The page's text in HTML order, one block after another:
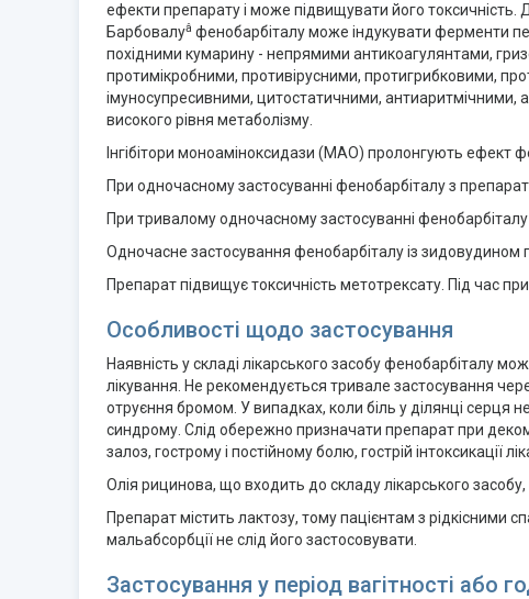
ефекти препарату і може підвищувати його токсичність.
Барбовалуâ фенобарбіталу може індукувати ферменти
похідними кумарину - непрямими антикоагулянтами,
протимікробними, противірусними, протигрибковими,
імуносупресивними, цитостатичними, антиаритмічними,
високого рівня метаболізму.
Інгібітори моноаміноксидази (МАО) пролонгують
При одночасному застосуванні фенобарбіталу з
При тривалому одночасному застосуванні
Одночасне застосування фенобарбіталу із зидовудином
Препарат підвищує токсичність метотрексату. Під час
Особливості щодо застосування
Наявність у складі лікарського засобу фенобарбіталу
лікування. Не рекомендується тривале застосування
отруєння бромом. У випадках, коли біль у ділянці серця
синдрому. Слід обережно призначати препарат при
залоз, гострому і постійному болю, гострій інтоксикації
Олія рицинова, що входить до складу лікарського
Препарат містить лактозу, тому пацієнтам з
мальабсорбції не слід його застосовувати.
Застосування у період вагітності або